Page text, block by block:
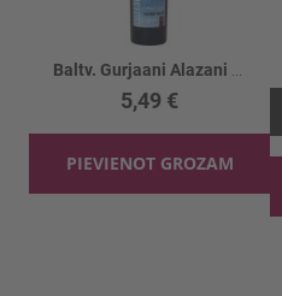
5,49 €
PIEVIENOT GROZAM